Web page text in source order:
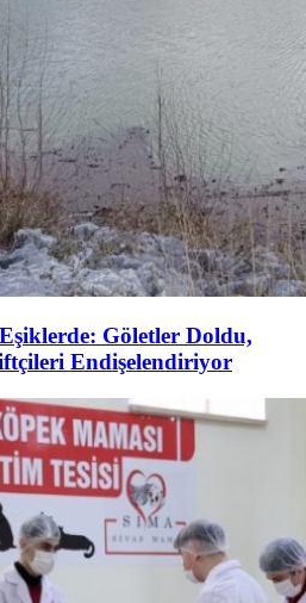
Göletler Doldu,
Endişelendiriyor